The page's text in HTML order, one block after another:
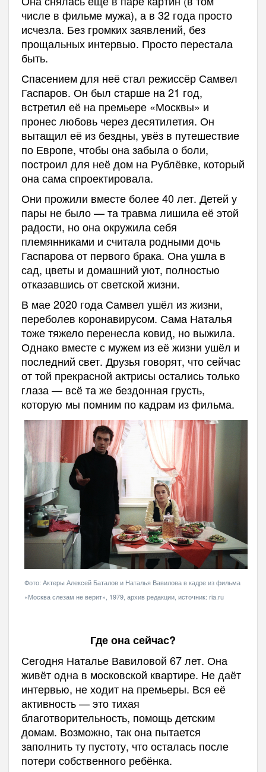
числе в фильме мужа), а в 32 года просто
исчезла. Без громких заявлений, без
прощальных интервью. Просто перестала
быть.
Спасением для неё стал режиссёр Самвел
Гаспаров. Он был старше на 21 год,
встретил её на премьере «Москвы» и
пронес любовь через десятилетия. Он
вытащил её из бездны, увёз в путешествие
по Европе, чтобы она забыла о боли,
построил для неё дом на Рублёвке, который
она сама спроектировала.
Они прожили вместе более 40 лет. Детей у
пары не было — та травма лишила её этой
радости, но она окружила себя
племянниками и считала родными дочь
Гаспарова от первого брака. Она ушла в
сад, цветы и домашний уют, полностью
отказавшись от светской жизни.
В мае 2020 года Самвел ушёл из жизни,
переболев коронавирусом. Сама Наталья
тоже тяжело перенесла ковид, но выжила.
Однако вместе с мужем из её жизни ушёл и
последний свет. Друзья говорят, что сейчас
от той прекрасной актрисы остались только
глаза — всё та же бездонная грусть,
которую мы помним по кадрам из фильма.
Фото: Актеры Алексей Баталов и Наталья Вавилова в кадре из фильма
«Москва слезам не верит», 1979, архив редакции, источник: ria.ru
Где она сейчас?
Сегодня Наталье Вавиловой 67 лет. Она
живёт одна в московской квартире. Не даёт
интервью, не ходит на премьеры. Вся её
активность — это тихая
благотворительность, помощь детским
домам. Возможно, так она пытается
заполнить ту пустоту, что осталась после
потери собственного ребёнка.